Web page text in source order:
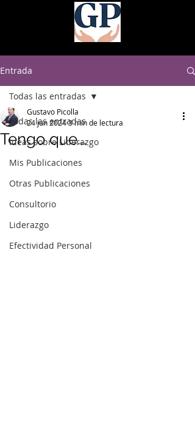
Entrada
Todas las entradas
Ideas sobre Liderazgo
Mis Publicaciones
Otras Publicaciones
Consultorio
Liderazgo
Efectividad Personal
Todas las entradas
Tengo que...
Gustavo Picolla
24 jun 20243 min de lectura